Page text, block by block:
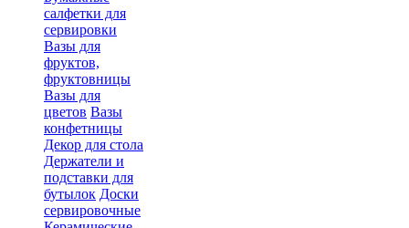
салфетки для
сервировки
Вазы для
фруктов,
фруктовницы
Вазы для
цветов Вазы
конфетницы
Декор для стола
Держатели и
подставки для
бутылок Доски
сервировочные